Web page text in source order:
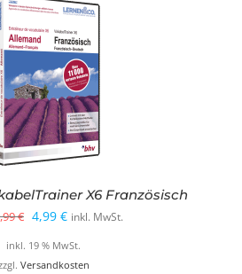
X6 Französisch
€ Ursprünglicher
Preis
war:
4,99 €Aktueller
Preis
ist:
inkl. MwSt.
inkl. 19 % MwSt.
Versandkosten